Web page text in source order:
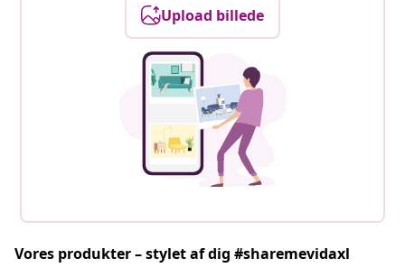
Upload billede
Vores produkter – stylet af dig #sharemevidaxl